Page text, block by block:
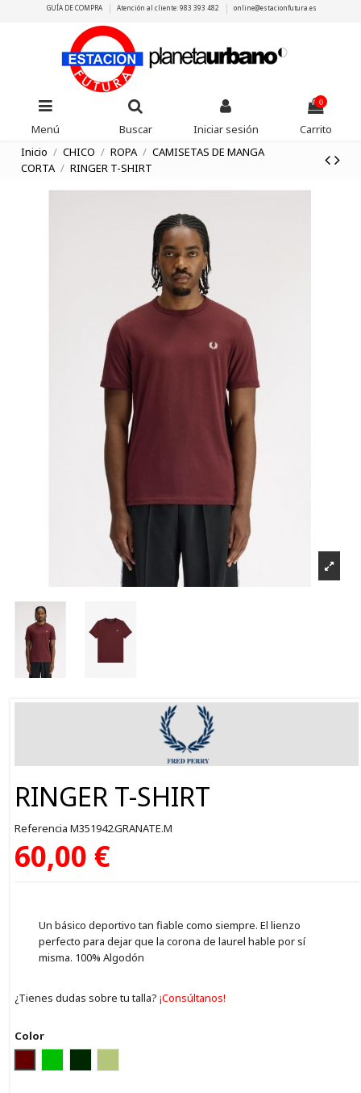
GUÍA DE COMPRA Atención al cliente: 983 393 482 online@estacionfutura.es
Menú Buscar Iniciar sesión
0
Carrito
Inicio
CHICO ROPA
CAMISETAS DE MANGA
CORTA
RINGER T-SHIRT
RINGER T-SHIRT
Referencia M351942.GRANATE.M
60,00 €
Un básico deportivo tan fiable como siempre. El lienzo
perfecto para dejar que la corona de laurel hable por sí
misma. 100% Algodón
¿Tienes dudas sobre tu talla? ¡Consúltanos!
Color